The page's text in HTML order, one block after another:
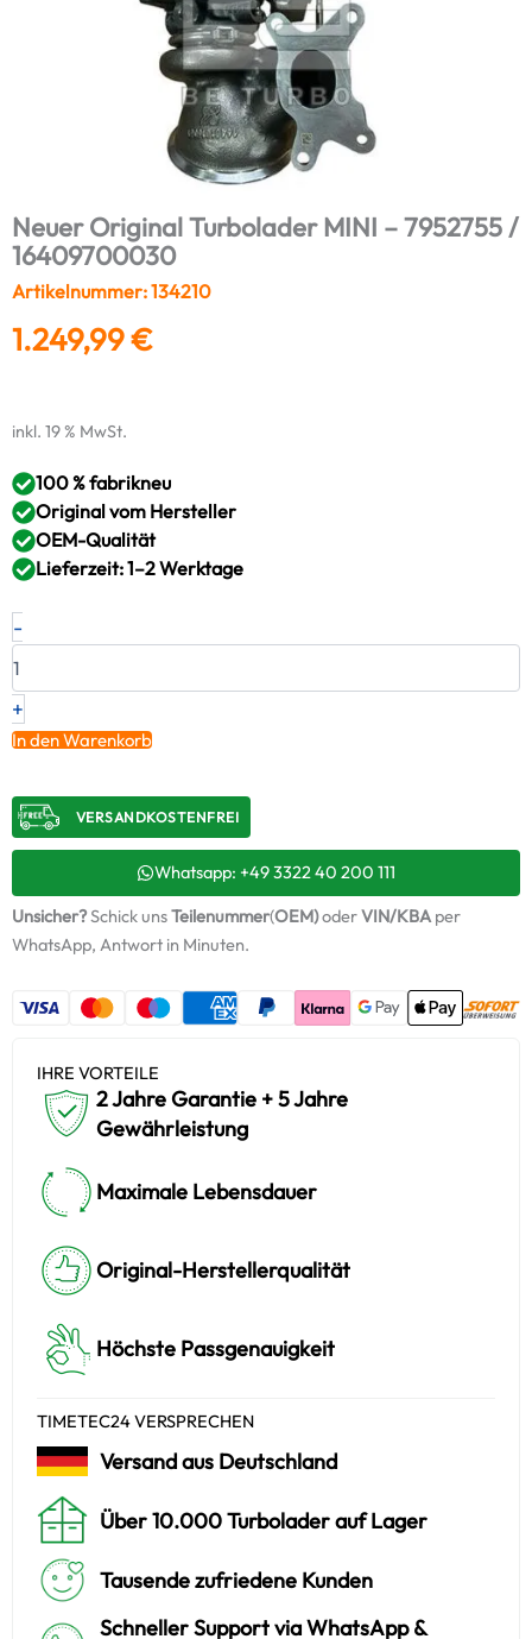
Neuer Original Turbolader MINI – 7952755 /
16409700030
Artikelnummer: 134210
1.249,99€
inkl. 19 % MwSt.
100 % fabrikneu
Original vom Hersteller
OEM-Qualität
Lieferzeit: 1–2 Werktage
-
Neuer
Original
–
7952755
/
Menge
+
In den Warenkorb
VERSANDKOSTENFREI​
Whatsapp: +49 3322 40 200 111
Unsicher?Schick unsTeilenummer(OEM)oderVIN/KBAper
WhatsApp, Antwort in Minuten.
IHRE VORTEILE
2 Jahre Garantie + 5 Jahre
Gewährleistung
Maximale Lebensdauer
Original-Herstellerqualität
Höchste Passgenauigkeit
TIMETEC24 VERSPRECHEN
Versand aus Deutschland
Über 10.000 Turbolader auf Lager
Tausende zufriedene Kunden
Schneller Support via WhatsApp &